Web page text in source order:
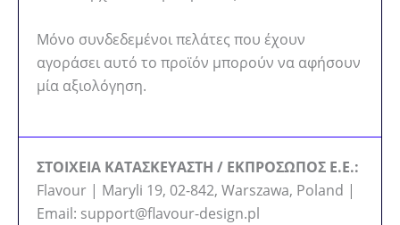
Μόνο συνδεδεμένοι πελάτες που έχουν
αγοράσει αυτό το προϊόν μπορούν να αφήσουν
μία αξιολόγηση.
ΣΤΟΙΧΕΙΑ ΚΑΤΑΣΚΕΥΑΣΤΗ / ΕΚΠΡΟΣΩΠΟΣ Ε.Ε.:
Flavour | Maryli 19, 02-842, Warszawa, Poland |
Email: support@flavour-design.pl